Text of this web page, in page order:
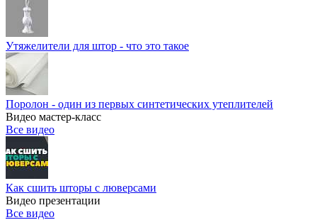
Утяжелители для штор - что это такое
Поролон - один из первых синтетических утеплителей
Видео мастер-класс
Все видео
Как сшить шторы с люверсами
Видео презентации
Все видео